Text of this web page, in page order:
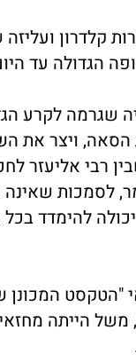
קלדרון
הגדולה עד
שגרמה לקרע
הסאה, ויצר את
רבי אליעזר
לסמכות
להימדד
"הטקסט
משל הייתה